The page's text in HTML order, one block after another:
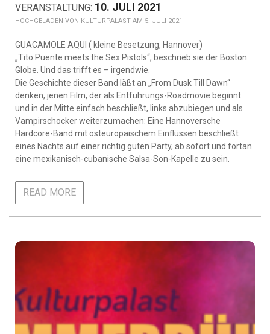
10. JULI 2021
KULTURPALAST AM 5. JULI 2021
GUACAMOLE AQUI ( kleine Besetzung, Hannover)
„Tito Puente meets the Sex Pistols“, beschrieb sie der Boston
Globe. Und das trifft es – irgendwie.
Die Geschichte dieser Band läßt an „From Dusk Till Dawn“
denken, jenen Film, der als Entführungs-Roadmovie beginnt
und in der Mitte einfach beschließt, links abzubiegen und als
Vampirschocker weiterzumachen: Eine Hannoversche
Hardcore-Band mit osteuropäischem Einflüssen beschließt
eines Nachts auf einer richtig guten Party, ab sofort und fortan
eine mexikanisch-cubanische Salsa-Son-Kapelle zu sein.
READ MORE